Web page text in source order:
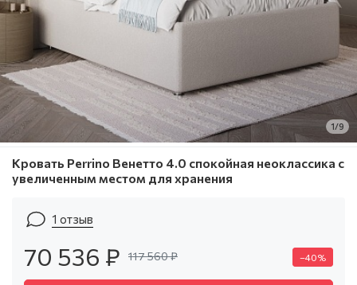
1/9
Кровать Perrino Венетто 4.0 спокойная неоклассика с
увеличенным местом для хранения
1 отзыв
70 536 ₽ 117 560 ₽ –40%